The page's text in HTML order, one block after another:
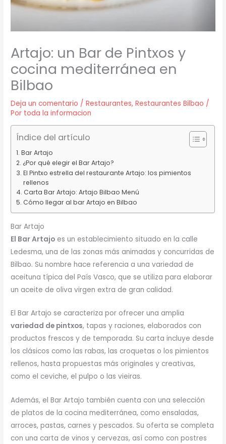
Artajo: un Bar de Pintxos y
cocina mediterránea en
Bilbao
Deja un comentario /Restaurantes,Restaurantes Bilbao /
Por toda la informacion
Índice del artículo
Bar Artajo
¿Por qué elegir el Bar Artajo?
El Pintxo estrella del restaurante Artajo: los pimientos
rellenos
Carta Bar Artajo: Artajo Bilbao Menú
Cómo llegar al bar Artajo en Bilbao
Bar Artajo
El Bar Artajo es un establecimiento situado en la calle
Ledesma, una de las zonas más animadas y concurridas de
Bilbao. Su nombre hace referencia a una variedad de
aceituna típica del País Vasco, que se utiliza para elaborar
un aceite de oliva virgen extra de gran calidad.
El Bar Artajo se caracteriza por ofrecer una amplia
variedad de pintxos, tapas y raciones, elaborados con
productos frescos y de temporada. Su carta incluye desde
los clásicos como las rabas, las croquetas o los pimientos
rellenos, hasta propuestas más originales y creativas,
como el ceviche, el pulpo o las vieiras.
Además, el Bar Artajo también cuenta con una selección
de platos de la cocina mediterránea, como ensaladas,
arroces, pastas, carnes y pescados. Su oferta se completa
con una carta de vinos y cervezas, así como con postres